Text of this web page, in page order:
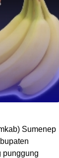
Sumenep
punggung